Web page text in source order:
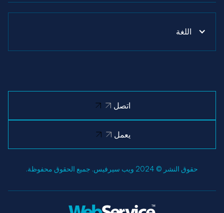
اللغة
اتصل
يعمل
حقوق النشر © 2024 ويب سيرفيس. جميع الحقوق محفوظة.